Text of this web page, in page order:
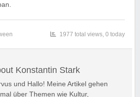
1977 total views, 0 today
Konstantin Stark
und Hallo! Meine Artikel gehen
über Themen wie Kultur,